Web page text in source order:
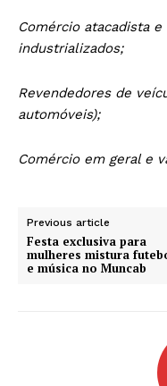
Comércio atacadista
industrializados;
Revendedores de
automóveis);
Comércio em geral e
Previous article
Festa exclusiva para
mulheres mistura
e música no Muncab